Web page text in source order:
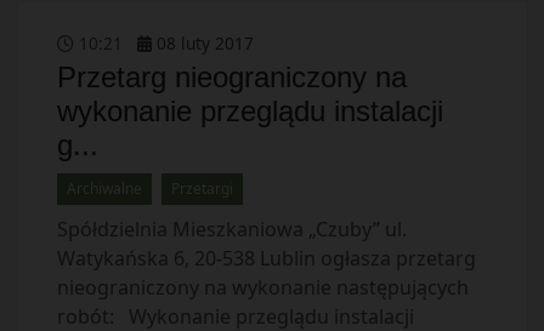
10 21 08 luty 2017
Przetarg nieograniczony na
wykonanie przeglądu instalacji
g...
Archiwalne Przetargi
Spółdzielnia Mieszkaniowa „Czuby” ul.
Watykańska 6, 20-538 Lublin ogłasza przetarg
nieograniczony na wykonanie następujących
robót: Wykonanie przeglądu instalacji